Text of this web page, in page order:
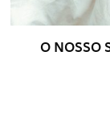
O NOSSO